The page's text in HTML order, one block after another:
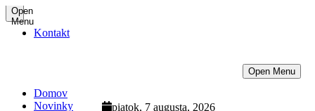
Open
Menu
Kontakt
Open Menu
Domov
Novinky
piatok, 7 augusta, 2026